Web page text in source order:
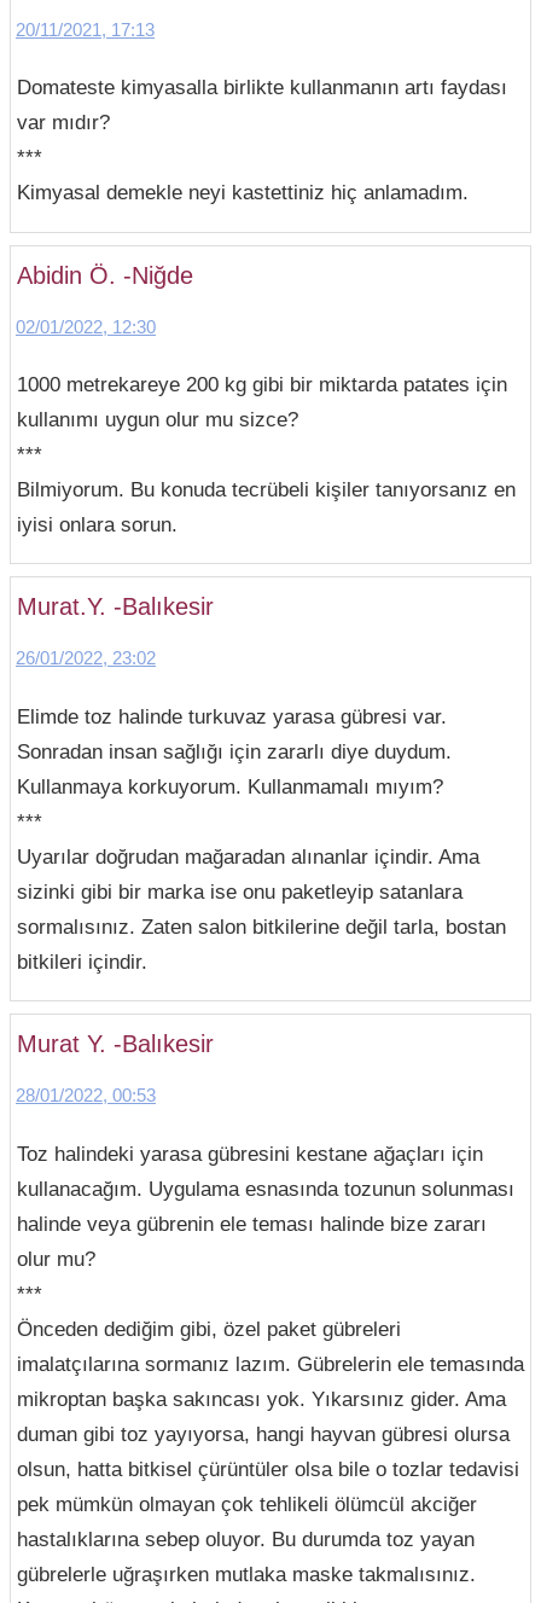
20/11/2021, 17:13
Domateste kimyasalla birlikte kullanmanın artı faydası
var mıdır?
***
Kimyasal demekle neyi kastettiniz hiç anlamadım.
Abidin Ö. -Niğde
02/01/2022, 12:30
1000 metrekareye 200 kg gibi bir miktarda patates için
kullanımı uygun olur mu sizce?
***
Bilmiyorum. Bu konuda tecrübeli kişiler tanıyorsanız en
iyisi onlara sorun.
Murat.Y. -Balıkesir
26/01/2022, 23:02
Elimde toz halinde turkuvaz yarasa gübresi var.
Sonradan insan sağlığı için zararlı diye duydum.
Kullanmaya korkuyorum. Kullanmamalı mıyım?
***
Uyarılar doğrudan mağaradan alınanlar içindir. Ama
sizinki gibi bir marka ise onu paketleyip satanlara
sormalısınız. Zaten salon bitkilerine değil tarla, bostan
bitkileri içindir.
Murat Y. -Balıkesir
28/01/2022, 00:53
Toz halindeki yarasa gübresini kestane ağaçları için
kullanacağım. Uygulama esnasında tozunun solunması
halinde veya gübrenin ele teması halinde bize zararı
olur mu?
***
Önceden dediğim gibi, özel paket gübreleri
imalatçılarına sormanız lazım. Gübrelerin ele temasında
mikroptan başka sakıncası yok. Yıkarsınız gider. Ama
duman gibi toz yayıyorsa, hangi hayvan gübresi olursa
olsun, hatta bitkisel çürüntüler olsa bile o tozlar tedavisi
pek mümkün olmayan çok tehlikeli ölümcül akciğer
hastalıklarına sebep oluyor. Bu durumda toz yayan
gübrelerle uğraşırken mutlaka maske takmalısınız.